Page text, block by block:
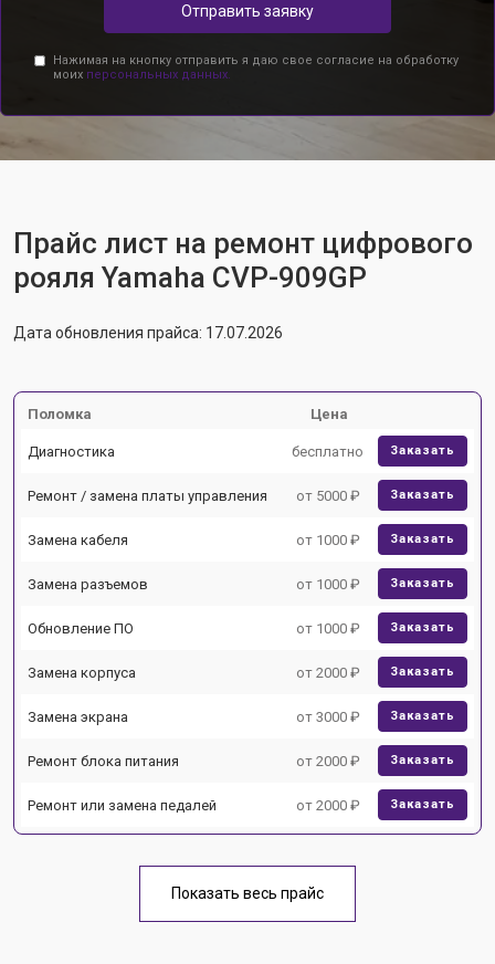
Отправить заявку
Нажимая на кнопку отправить я даю свое согласие на обработку
моих персональных данных.
Прайс лист на ремонт цифрового
рояля Yamaha CVP-909GP
Дата обновления прайса: 17.07.2026
Поломка Цена
Диагностика бесплатно Заказать
Ремонт / замена платы управления от 5000 ₽ Заказать
Замена кабеля от 1000 ₽ Заказать
Замена разъемов от 1000 ₽ Заказать
Обновление ПО от 1000 ₽ Заказать
Замена корпуса от 2000 ₽ Заказать
Замена экрана от 3000 ₽ Заказать
Ремонт блока питания от 2000 ₽ Заказать
Ремонт или замена педалей от 2000 ₽ Заказать
Показать весь прайс